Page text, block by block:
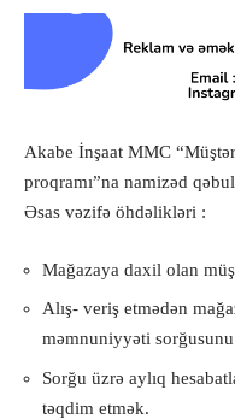
Akabe İnşaat MMC
proqramı”na namizəd
Əsas vəzifə öhdəlikləri :
Mağazaya daxil olan
Alış- veriş etmədən
məmnuniyyəti
Sorğu üzrə aylıq
təqdim etmək.